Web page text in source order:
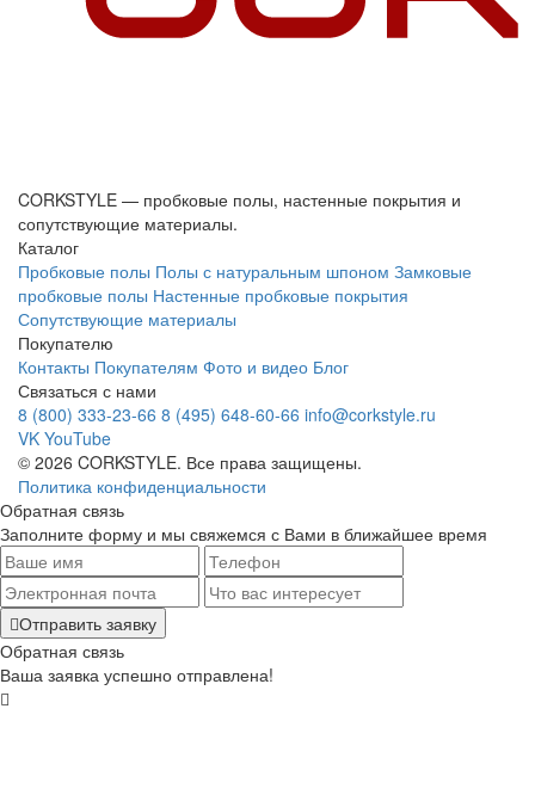
CORKSTYLE — пробковые полы, настенные покрытия и
сопутствующие материалы.
Каталог
Пробковые полы Полы с натуральным шпоном Замковые
пробковые полы Настенные пробковые покрытия
Сопутствующие материалы
Покупателю
Контакты Покупателям Фото и видео Блог
Связаться с нами
8 (800) 333-23-66 8 (495) 648-60-66 info@corkstyle.ru
VK YouTube
© 2026 CORKSTYLE. Все права защищены.
Политика конфиденциальности
Обратная связь
Заполните форму и мы свяжемся с Вами в ближайшее время
Отправить заявку
Обратная связь
Ваша заявка успешно отправлена!